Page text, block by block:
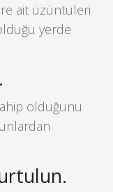
ait üzüntüleri
yerde
olduğunu